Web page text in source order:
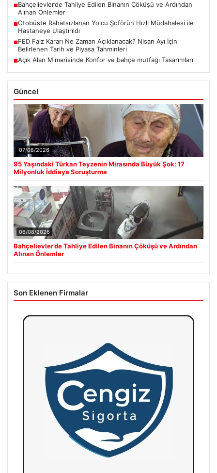
■Bahçelievler’de Tahliye Edilen Binanın Çöküşü ve Ardından
Alınan Önlemler
■Otobüste Rahatsızlanan Yolcu Şoförün Hızlı Müdahalesi ile
Hastaneye Ulaştırıldı
■FED Faiz Kararı Ne Zaman Açıklanacak? Nisan Ayı İçin
Belirlenen Tarih ve Piyasa Tahminleri
■Açık Alan Mimarisinde Konfor ve bahçe mutfağı Tasarımları
Güncel
07/08/2026
95 Yaşındaki Türkan Teyzenin Mirasında Büyük Şok: 17
Milyonluk İddiaya Soruşturma
06/08/2026
Bahçelievler’de Tahliye Edilen Binanın Çöküşü ve Ardından
Alınan Önlemler
Son Eklenen Firmalar